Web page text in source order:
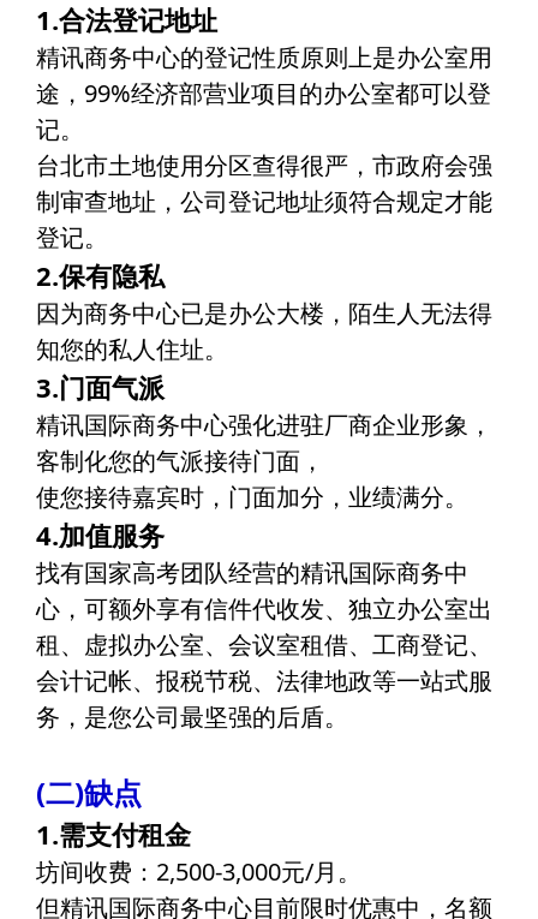
1.合法登记地址
精讯商务中心的登记性质原则上是办公室用
途，99%经济部营业项目的办公室都可以登
记。
台北市土地使用分区查得很严，市政府会强
制审查地址，公司登记地址须符合规定才能
登记。
2.保有隐私
因为商务中心已是办公大楼，陌生人无法得
知您的私人住址。
3.门面气派
精讯国际商务中心强化进驻厂商企业形象，
客制化您的气派接待门面，
使您接待嘉宾时，门面加分，业绩满分。
4.加值服务
找有国家高考团队经营的精讯国际商务中
心，可额外享有信件代收发、独立办公室出
租、虚拟办公室、会议室租借、工商登记、
会计记帐、报税节税、法律地政等一站式服
务，是您公司最坚强的后盾。
(二)缺点
1.需支付租金
坊间收费：2,500-3,000元/月。
但精讯国际商务中心目前限时优惠中，名额